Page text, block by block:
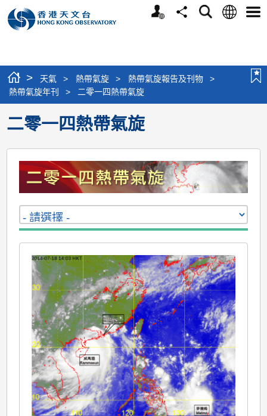
個
分
搜
語
選
> 天氣 > 熱帶氣旋 > 熱帶氣旋報告及刊物
>
熱帶氣旋年刊
> 二零一四熱帶氣旋
二零一四熱帶氣旋